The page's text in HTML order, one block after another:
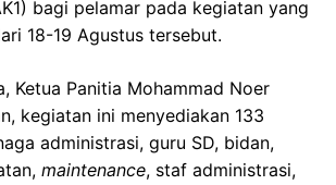
bagi pelamar pada kegiatan yang
18-19 Agustus tersebut.
Ketua Panitia Mohammad Noer
kegiatan ini menyediakan 133
administrasi, guru SD, bidan,
maintenance, staf administrasi,